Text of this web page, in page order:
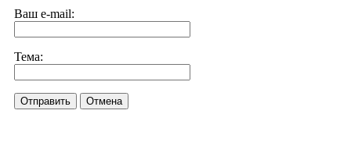
Ваш e-mail:
Тема:
Отправить Отмена